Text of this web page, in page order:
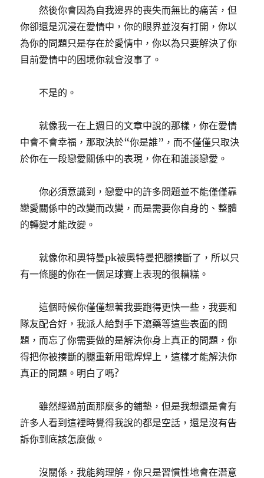
然後你會因為自我邊界的喪失而無比的痛苦，但
你卻還是沉浸在愛情中，你的眼界並沒有打開，你以
為你的問題只是存在於愛情中，你以為只要解決了你
目前愛情中的困境你就會沒事了。
不是的。
就像我一在上週日的文章中說的那樣，你在愛情
中會不會幸福，那取決於“你是誰”，而不僅僅只取決
於你在一段戀愛關係中的表現，你在和誰談戀愛。
你必須意識到，戀愛中的許多問題並不能僅僅靠
戀愛關係中的改變而改變，而是需要你自身的、整體
的轉變才能改變。
就像你和奧特曼pk被奧特曼把腿揍斷了，所以只
有一條腿的你在一個足球賽上表現的很糟糕。
這個時候你僅僅想著我要跑得更快一些，我要和
隊友配合好，我派人給對手下瀉藥等這些表面的問
題，而忘了你需要做的是解決你身上真正的問題，你
得把你被揍斷的腿重新用電焊焊上，這樣才能解決你
真正的問題。明白了嗎?
雖然經過前面那麼多的鋪墊，但是我想還是會有
許多人看到這裡時覺得我說的都是空話，還是沒有告
訴你到底該怎麼做。
沒關係，我能夠理解，你只是習慣性地會在潛意